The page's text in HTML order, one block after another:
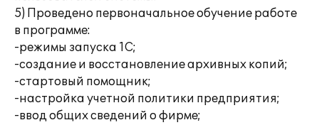
5) Проведено первоначальное обучение работе
в программе:
-режимы запуска 1С;
-создание и восстановление архивных копий;
-стартовый помощник;
-настройка учетной политики предприятия;
-ввод общих сведений о фирме;